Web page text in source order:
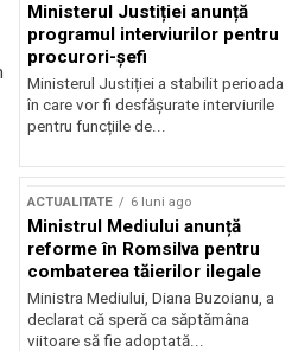
Ministerul Justiției anunță
programul interviurilor pentru
procurori-șefi
Ministerul Justiției a stabilit perioada
în care vor fi desfășurate interviurile
pentru funcțiile de...
ACTUALITATE 6 luni ago
Ministrul Mediului anunță
reforme în Romsilva pentru
combaterea tăierilor ilegale
Ministra Mediului, Diana Buzoianu, a
declarat că speră ca săptămâna
viitoare să fie adoptată...